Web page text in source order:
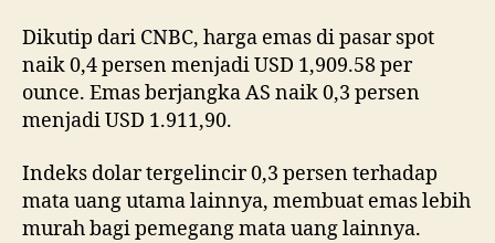
Dikutip dari CNBC, harga emas di pasar spot
naik 0,4 persen menjadi USD 1,909.58 per
ounce. Emas berjangka AS naik 0,3 persen
menjadi USD 1.911,90.
Indeks dolar tergelincir 0,3 persen terhadap
mata uang utama lainnya, membuat emas lebih
murah bagi pemegang mata uang lainnya.